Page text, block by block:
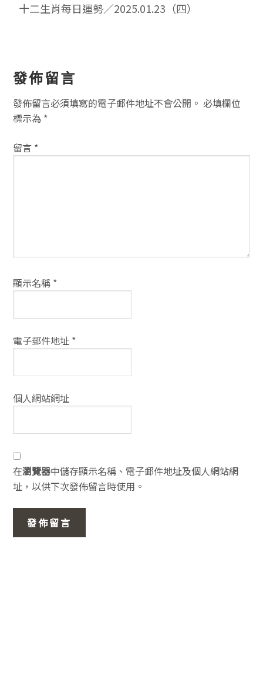
十二生肖每日運勢／2025.01.23（四）
讀
者
互
動
方
發佈留言
發佈留言必須填寫的電子郵件地址不會公開。 必填欄位
標示為 *
留言 *
顯示名稱 *
電子郵件地址 *
個人網站網址
在瀏覽器中儲存顯示名稱、電子郵件地址及個人網站網
址，以供下次發佈留言時使用。